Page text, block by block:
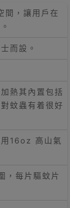
，讓用戶在
而設。
熱其內置包括
蚊蟲有着很好
16oz 高山氣
，每片驅蚊片